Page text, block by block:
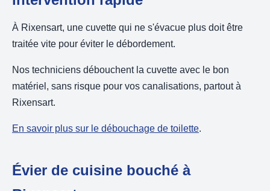
À Rixensart, une cuvette qui ne s'évacue plus doit être
traitée vite pour éviter le débordement.
Nos techniciens débouchent la cuvette avec le bon
matériel, sans risque pour vos canalisations, partout à
Rixensart.
En savoir plus sur le débouchage de toilette.
Évier de cuisine bouché à